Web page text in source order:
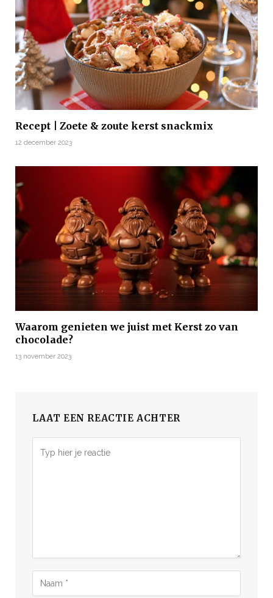
Recept | Zoete & zoute kerst snackmix
12 december 2023
Waarom genieten we juist met Kerst zo van
chocolade?
13 november 2023
LAAT EEN REACTIE ACHTER